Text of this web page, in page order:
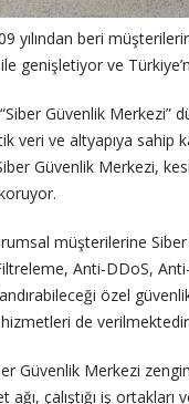
yılından beri
genişletiyor ve
Güvenlik
veri ve altyapıya sahip
Güvenlik Merkezi,
koruyor.
müşterilerine
Anti-DDoS,
özel
de
Güvenlik Merkezi
ağı, çalıştığı iş